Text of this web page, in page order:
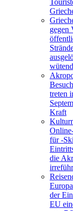
gegen
treten
Kraft
für -
die
der
EU